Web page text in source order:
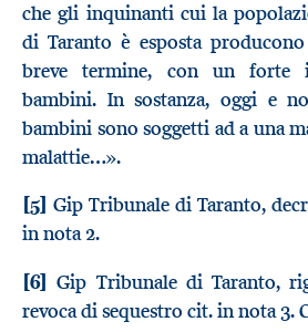
che gli inquinanti cui la
di Taranto è esposta
breve termine, con un forte
bambini. In sostanza, oggi e
bambini sono soggetti ad a una
malattie…».
[5] Gip Tribunale di Taranto,
in nota 2.
[6] Gip Tribunale di Taranto,
revoca di sequestro cit. in nota 3.